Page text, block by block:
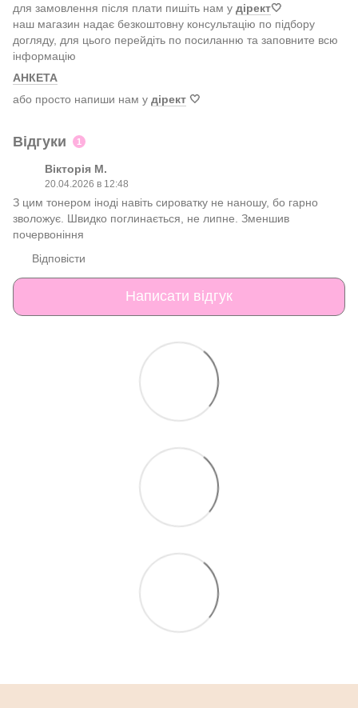
для замовлення після плати пишіть нам у дірект🤍
наш магазин надає безкоштовну консультацію по підбору
догляду, для цього перейдіть по посиланню та заповните всю
інформацію
АНКЕТА
або просто напиши нам у дірект 🤍
Відгуки 1
Вікторія М.
20.04.2026 в 12:48
З цим тонером іноді навіть сироватку не наношу, бо гарно
зволожує. Швидко поглинається, не липне. Зменшив
почервоніння
Відповісти
Написати відгук